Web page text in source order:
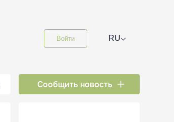
Войти RU⌵
Сообщить новость